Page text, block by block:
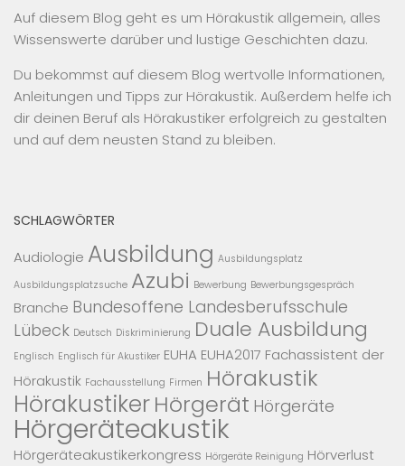
Auf diesem Blog geht es um Hörakustik allgemein, alles
Wissenswerte darüber und lustige Geschichten dazu.
Du bekommst auf diesem Blog wertvolle Informationen,
Anleitungen und Tipps zur Hörakustik. Außerdem helfe ich
dir deinen Beruf als Hörakustiker erfolgreich zu gestalten
und auf dem neusten Stand zu bleiben.
SCHLAGWÖRTER
Audiologie Ausbildung Ausbildungsplatz
Ausbildungsplatzsuche Azubi Bewerbung Bewerbungsgespräch
Branche Bundesoffene Landesberufsschule
Lübeck Deutsch Diskriminierung Duale Ausbildung
Englisch Englisch für Akustiker EUHA EUHA2017 Fachassistent der
Hörakustik Fachausstellung Firmen Hörakustik
HörakustikerHörgerät Hörgeräte
Hörgeräteakustik
Hörgeräteakustikerkongress Hörgeräte Reinigung Hörverlust